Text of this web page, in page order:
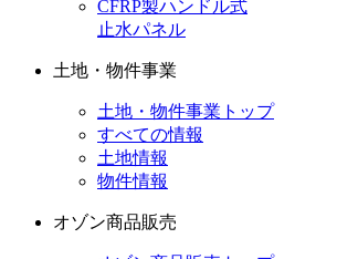
CFRP製ハンドル式
止水パネル
土地・物件事業
土地・物件事業トップ
すべての情報
土地情報
物件情報
オゾン商品販売